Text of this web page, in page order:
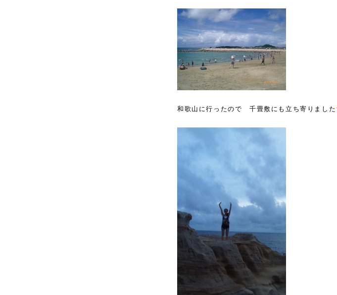
和歌山に行ったので 千畳敷にも立ち寄りました